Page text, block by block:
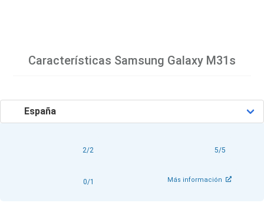
Características Samsung Galaxy M31s
2/2 5/5
0/1 Más información